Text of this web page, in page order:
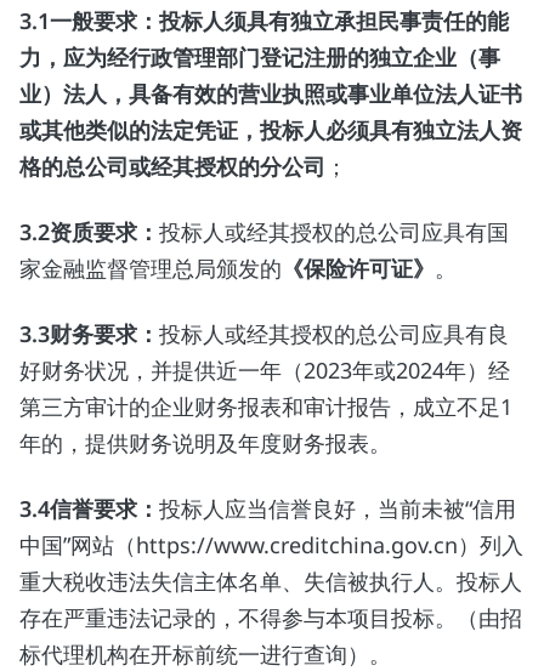
3.1一般要求：投标人须具有独立承担民事责任的能
力，应为经行政管理部门登记注册的独立企业（事
业）法人，具备有效的营业执照或事业单位法人证书
或其他类似的法定凭证，投标人必须具有独立法人资
格的总公司或经其授权的分公司 ；
3.2资质要求： 投标人或经其授权的总公司应具有国
家金融监督管理总局颁发的 《保险许可证》 。
3.3财务要求： 投标人或经其授权的总公司应具有良
好财务状况，并提供近一年（2023年或2024年）经
第三方审计的企业财务报表和审计报告，成立不足1
年的，提供财务说明及年度财务报表。
3.4信誉要求： 投标人应当信誉良好，当前未被“信用
中国”网站（https://www.creditchina.gov.cn）列入
重大税收违法失信主体名单、失信被执行人。投标人
存在严重违法记录的，不得参与本项目投标。（由招
标代理机构在开标前统一进行查询）。